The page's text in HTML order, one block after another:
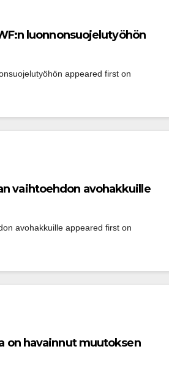
luonnonsuojelutyöhön
appeared first on
vaihtoehdon avohakkuille
avohakkuille appeared first on
on havainnut muutoksen